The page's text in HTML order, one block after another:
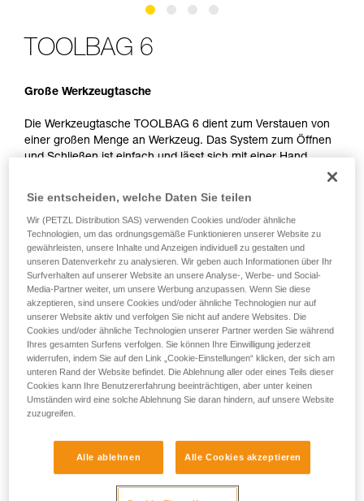
TOOLBAG 6
Große Werkzeugtasche
Die Werkzeugtasche TOOLBAG 6 dient zum Verstauen von
einer großen Menge an Werkzeug. Das System zum Öffnen
und Schließen ist einfach und lässt sich mit einer Hand
am Gurt reduziert und der Zugriff auf das Werkzeug
erleichtert wird. Die robuste Bauweise wirkt
Abnutzungserscheinungen entgegen und macht aus ihr eine
Werkzeugtasche für den täglichen Einsatz.
HOW TO Use our solutions for dropped tool
prevention
Sie entscheiden, welche Daten Sie teilen
Wir (PETZL Distribution SAS) verwenden Cookies und/oder ähnliche
Technologien, um das ordnungsgemäße Funktionieren unserer Website zu
gewährleisten, unsere Inhalte und Anzeigen individuell zu gestalten und
unseren Datenverkehr zu analysieren. Wir geben auch Informationen über Ihr
Surfverhalten auf unserer Website an unsere Analyse-, Werbe- und Social-
Media-Partner weiter, um unsere Werbung anzupassen. Wenn Sie diese
akzeptieren, sind unsere Cookies und/oder ähnliche Technologien nur auf
unserer Website aktiv und verfolgen Sie nicht auf andere Websites. Die
Cookies und/oder ähnliche Technologien unserer Partner werden Sie während
Ihres gesamten Surfens verfolgen. Sie können Ihre Einwilligung jederzeit
widerrufen, indem Sie auf den Link „Cookie-Einstellungen“ klicken, der sich am
unteren Rand der Website befindet. Die Ablehnung aller oder eines Teils dieser
Cookies kann Ihre Benutzererfahrung beeinträchtigen, aber unter keinen
Umständen wird eine solche Ablehnung Sie daran hindern, auf unsere Website
zuzugreifen.
Alle ablehnen Alle Cookies akzeptieren